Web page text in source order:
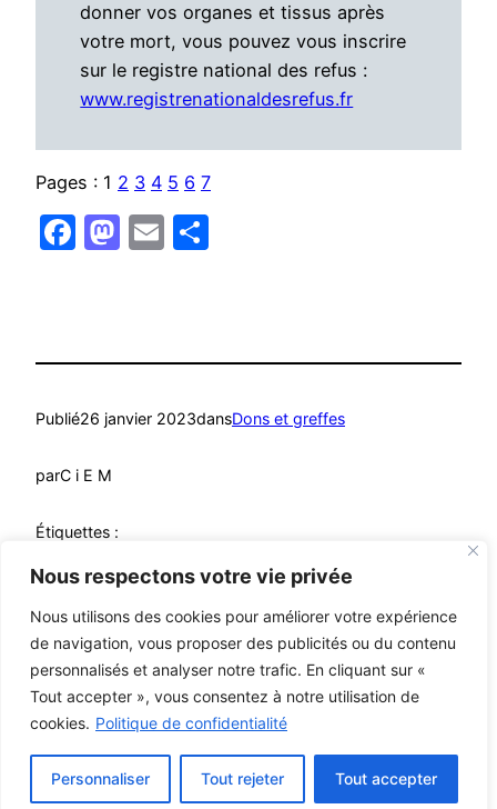
Nous respectons votre vie privée
Nous utilisons des cookies pour améliorer votre expérience
de navigation, vous proposer des publicités ou du contenu
personnalisés et analyser notre trafic. En cliquant sur «
Tout accepter », vous consentez à notre utilisation de
cookies. Politique de confidentialité
Personnaliser Tout rejeter Tout accepter
donner vos organes et tissus après
votre mort, vous pouvez vous inscrire
sur le registre national des refus :
www.registrenationaldesrefus.fr
Pages : 1 2 3 4 5 6 7
Facebook
Mastodon
Email
Publié26 janvier 2023dansDons et greffes
parC i E M
Étiquettes :
Mutualistes – MCA © C i E M
Mentions légales